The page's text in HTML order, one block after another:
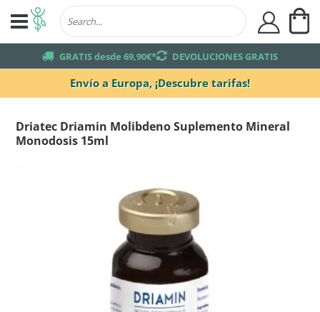
Envío a Europa, ¡Descubre tarifas!
truck GRATIS desde 69,90€*returns DEVOLUCIONES GRATIS
user
Driatec Driamin Molibdeno Suplemento Mineral
Monodosis 15ml